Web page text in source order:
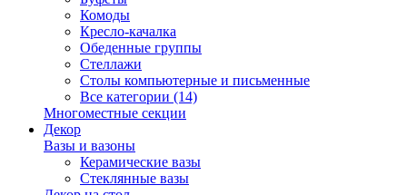
Комоды
Кресло-качалка
Обеденные группы
Стеллажи
Столы компьютерные и письменные
Все категории (14)
Многоместные секции
Декор
Вазы и вазоны
Керамические вазы
Стеклянные вазы